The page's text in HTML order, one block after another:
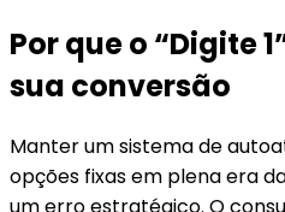
Por que o “Digite
sua conversão
Manter um sistema de
opções fixas em plena era